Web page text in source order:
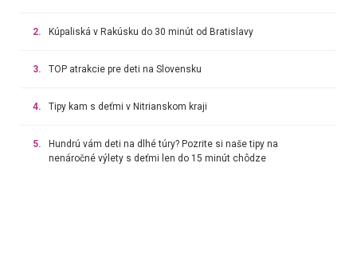
2. Kúpaliská v Rakúsku do 30 minút od Bratislavy
3. TOP atrakcie pre deti na Slovensku
4. Tipy kam s deťmi v Nitrianskom kraji
5.
Hundrú vám deti na dlhé túry? Pozrite si naše tipy na
nenáročné výlety s deťmi len do 15 minút chôdze